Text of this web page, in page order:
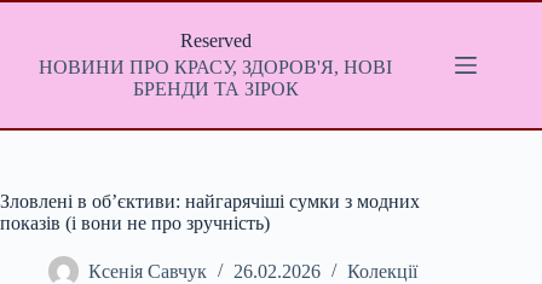
Перейти
Reserved
НОВИНИ ПРО КРАСУ, ЗДОРОВ'Я, НОВІ
БРЕНДИ ТА ЗІРОК
Зловлені в об’єктиви: найгарячіші сумки з модних
показів (і вони не про зручність)
Ксенія Савчук 26.02.2026 Колекції